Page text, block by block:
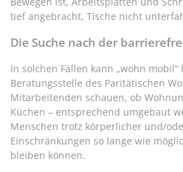
tief angebracht, Tische nicht
Die Suche nach der
In solchen Fällen kann „wohn
Beratungsstelle des Paritätischen
Mitarbeitenden schauen, ob
Küchen – entsprechend umgebaut
Menschen trotz körperlicher und/
Einschränkungen so lange wie
bleiben können.